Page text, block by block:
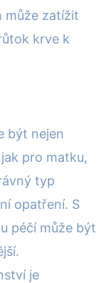
může zatížit
krve k
být nejen
pro matku,
typ
opatření. S
péčí může být
je